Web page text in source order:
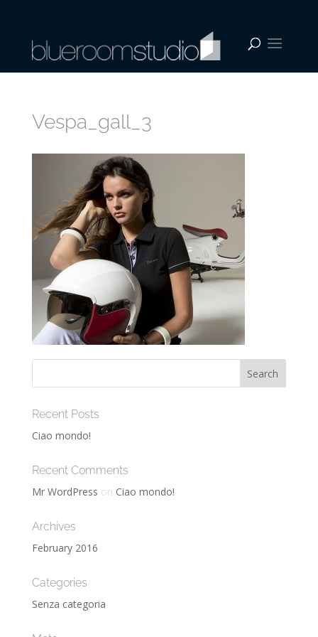
Vespa_gall_3
Recent Posts
Ciao mondo!
Recent Comments
Mr WordPress on Ciao mondo!
Archives
February 2016
Categories
Senza categoria